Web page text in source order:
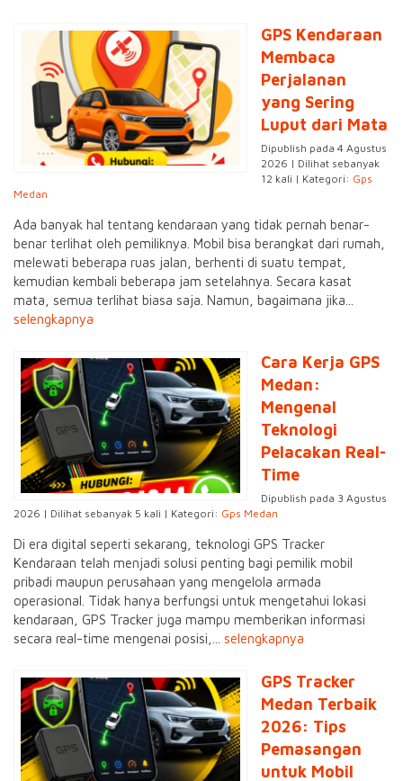
GPS Kendaraan
Membaca
Perjalanan
yang Sering
Luput dari Mata
Dipublish pada 4 Agustus
2026 | Dilihat sebanyak
12 kali | Kategori: Gps
Medan
Ada banyak hal tentang kendaraan yang tidak pernah benar-
benar terlihat oleh pemiliknya. Mobil bisa berangkat dari rumah,
melewati beberapa ruas jalan, berhenti di suatu tempat,
kemudian kembali beberapa jam setelahnya. Secara kasat
mata, semua terlihat biasa saja. Namun, bagaimana jika...
selengkapnya
Cara Kerja GPS
Medan:
Mengenal
Teknologi
Pelacakan Real-
Time
Dipublish pada 3 Agustus
2026 | Dilihat sebanyak 5 kali | Kategori: Gps Medan
Di era digital seperti sekarang, teknologi GPS Tracker
Kendaraan telah menjadi solusi penting bagi pemilik mobil
pribadi maupun perusahaan yang mengelola armada
operasional. Tidak hanya berfungsi untuk mengetahui lokasi
kendaraan, GPS Tracker juga mampu memberikan informasi
secara real-time mengenai posisi,... selengkapnya
GPS Tracker
Medan Terbaik
2026: Tips
Pemasangan
untuk Mobil